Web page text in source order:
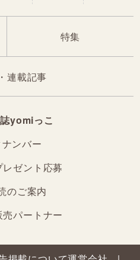
特集
連載記事
yomiっこ
ンバー
ゼント応募
のご案内
パートナー